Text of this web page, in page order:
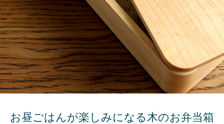
お昼ごはんが楽しみになる木のお弁当箱